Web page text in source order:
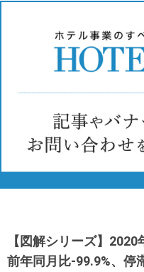
【図解シリーズ】
前年同月比-99.9%、停